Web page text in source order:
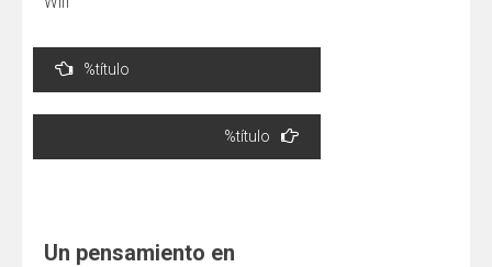
Navegación
entradas
%título
%título
Un pensamiento en